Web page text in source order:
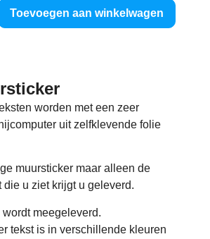
Toevoegen aan winkelwagen
worden met een zeer
uit zelfklevende folie
muursticker maar alleen de
die u ziet krijgt u geleverd.
meegeleverd.
tekst is in verschillende kleuren